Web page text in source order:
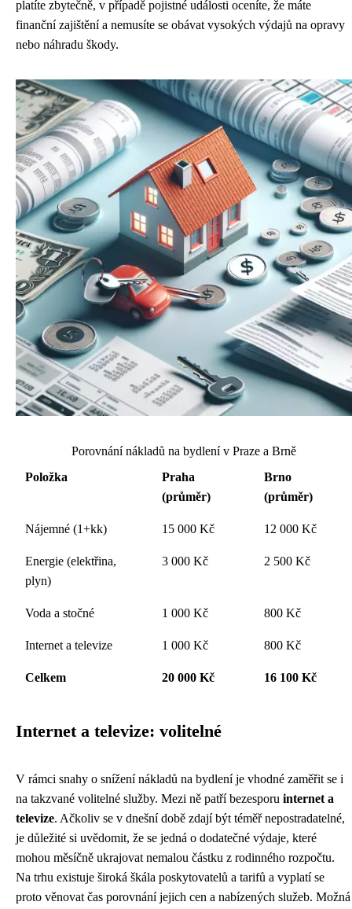
platíte zbytečně, v případě pojistné události oceníte, že máte
finanční zajištění a nemusíte se obávat vysokých výdajů na opravy
nebo náhradu škody.
Porovnání nákladů na bydlení v Praze a Brně
Položka
Praha
(průměr)
Brno
(průměr)
Nájemné (1+kk) 15 000 Kč 12 000 Kč
Energie (elektřina,
plyn)
3 000 Kč 2 500 Kč
Voda a stočné 1 000 Kč 800 Kč
Internet a televize 1 000 Kč 800 Kč
Celkem 20 000 Kč 16 100 Kč
Internet a televize: volitelné
V rámci snahy o snížení nákladů na bydlení je vhodné zaměřit se i
na takzvané volitelné služby. Mezi ně patří bezesporu internet a
televize. Ačkoliv se v dnešní době zdají být téměř nepostradatelné,
je důležité si uvědomit, že se jedná o dodatečné výdaje, které
mohou měsíčně ukrajovat nemalou částku z rodinného rozpočtu.
Na trhu existuje široká škála poskytovatelů a tarifů a vyplatí se
proto věnovat čas porovnání jejich cen a nabízených služeb. Možná